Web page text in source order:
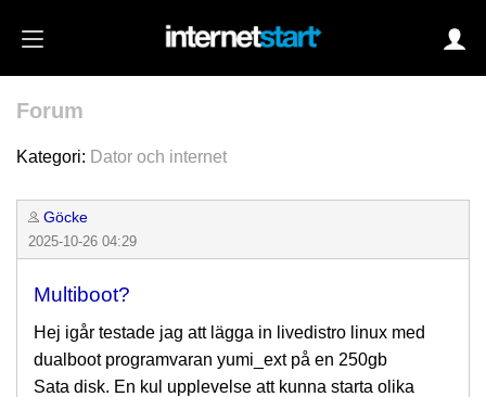
Forum
Kategori: Dator och internet
Göcke
2025-10-26 04:29
Multiboot?
Hej igår testade jag att lägga in livedistro linux med
dualboot programvaran yumi_ext på en 250gb
Sata disk. En kul upplevelse att kunna starta olika